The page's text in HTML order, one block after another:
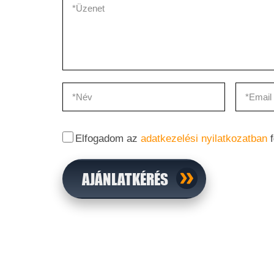
Elfogadom az adatkezelési nyilatkozatban
AJÁNLATKÉRÉS